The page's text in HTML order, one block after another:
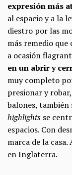
expresión más
al espacio y a la
diestro por las
más remedio
a ocasión
en un abrir y
muy completo
presionar y
balones, también
highlights se
espacios. Con
marca de la
en Inglaterra.